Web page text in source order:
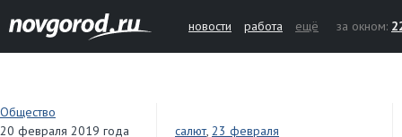
новости работа ещё за окном:
Общество
20 февраля 2019 года
салют, 23 февраля